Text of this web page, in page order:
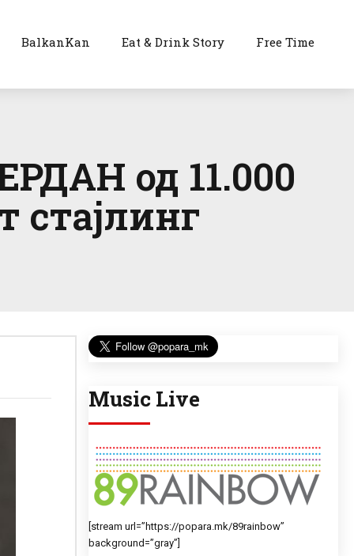
BalkanKan Eat & Drink Story Free Time
од 11.000
стајлинг
Music Live
[stream url=”https://popara.mk/89rainbow”
background=”gray”]